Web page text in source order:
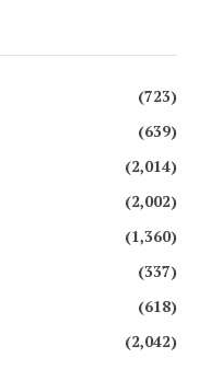
(723)
(639)
(2,014)
(2,002)
(1,360)
(337)
(618)
(2,042)